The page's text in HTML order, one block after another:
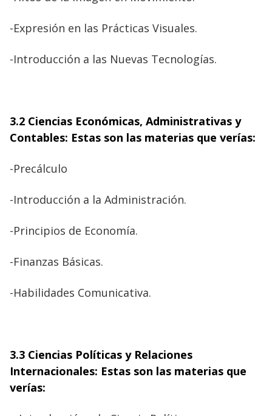
-Expresión en las Prácticas Visuales.
-Introducción a las Nuevas Tecnologías.
3.2 Ciencias Económicas, Administrativas y
Contables: Estas son las materias que verías:
-Precálculo
-Introducción a la Administración.
-Principios de Economía.
-Finanzas Básicas.
-Habilidades Comunicativa.
3.3 Ciencias Políticas y Relaciones
Internacionales: Estas son las materias que
verías: